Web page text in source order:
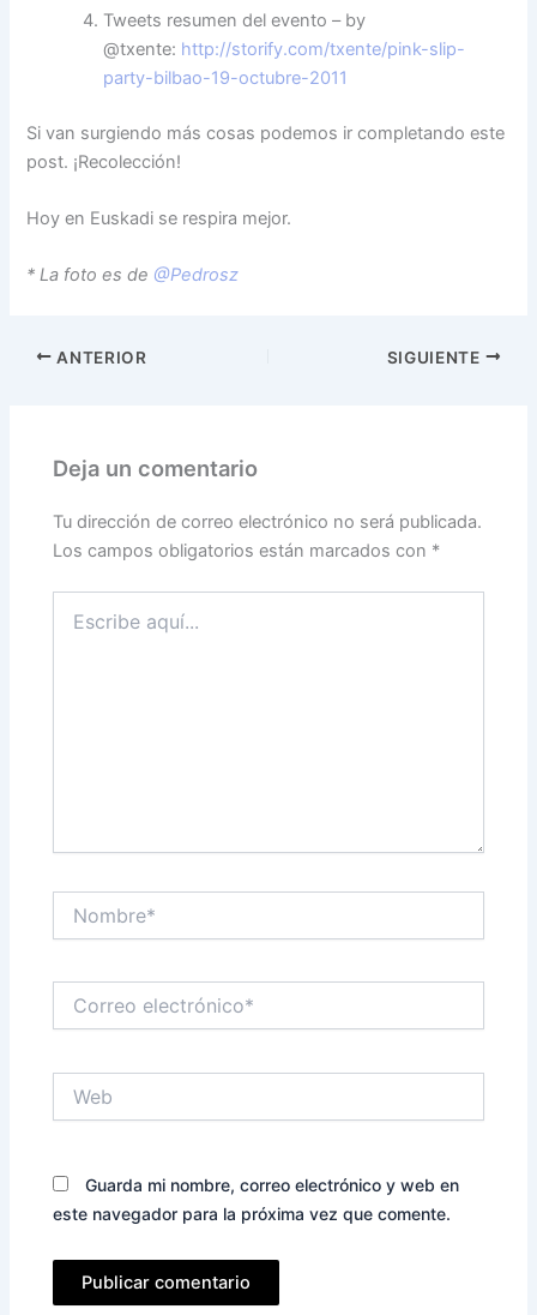
Tweets resumen del evento – by
@txente: http://storify.com/txente/pink-slip-
party-bilbao-19-octubre-2011
Si van surgiendo más cosas podemos ir completando este
post. ¡Recolección!
Hoy en Euskadi se respira mejor.
* La foto es de @Pedrosz
ANTERIOR SIGUIENTE
Deja un comentario
Tu dirección de correo electrónico no será publicada.
Los campos obligatorios están marcados con *
aquí...
electrónico*
Guarda mi nombre, correo electrónico y web en
este navegador para la próxima vez que comente.